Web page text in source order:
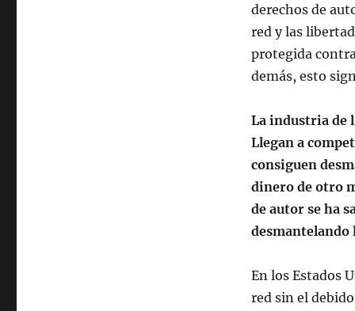
derechos de
red y las
protegida
demás, esto
La industria de
Llegan a
consiguen
dinero de otro
de autor se ha
desmantelando
En los Estados
red sin el